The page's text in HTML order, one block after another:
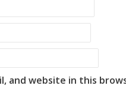
and website in this